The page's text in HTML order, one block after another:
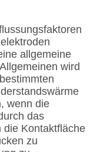
allgemeine
wird
wenn die
das
die Kontaktfläche
zu